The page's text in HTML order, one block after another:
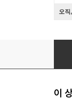
오
프
이